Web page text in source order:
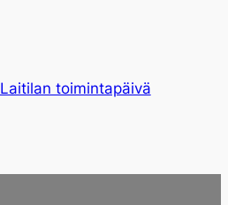
Laitilan toimintapäivä